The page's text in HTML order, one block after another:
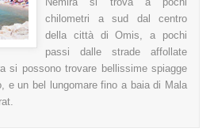
chilometri a sud dal centro
della città di Omis, a pochi
passi dalle strade affollate
si possono trovare bellissime spiagge
e un bel lungomare fino a baia di Mala